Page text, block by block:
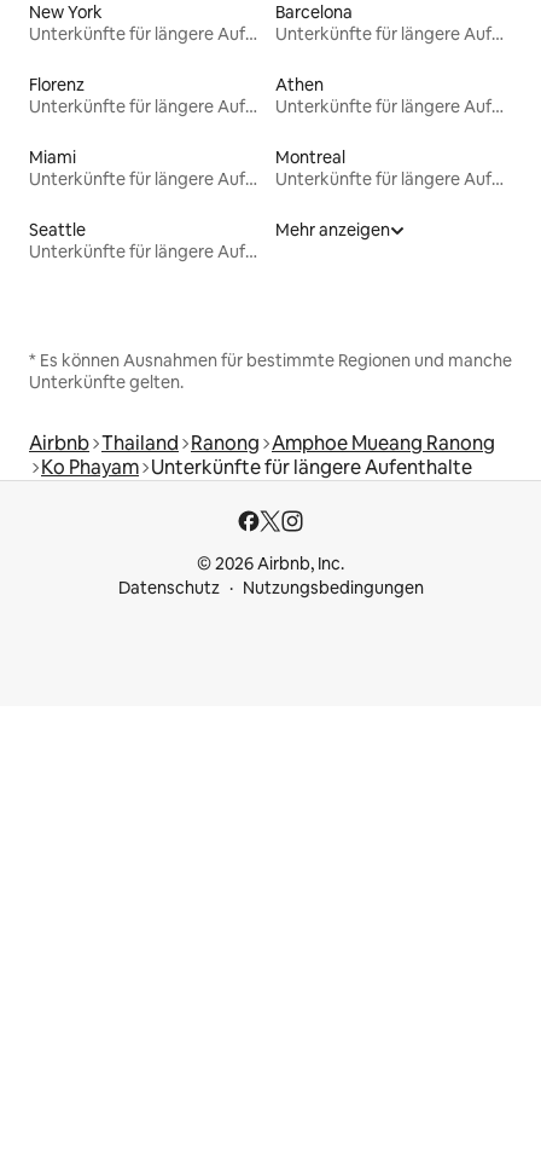
New York
Unterkünfte für längere Aufenthalte
Barcelona
Unterkünfte für längere Aufenthalte
Florenz
Unterkünfte für längere Aufenthalte
Athen
Unterkünfte für längere Aufenthalte
Miami
Unterkünfte für längere Aufenthalte
Montreal
Unterkünfte für längere Aufenthalte
Seattle
Unterkünfte für längere Aufenthalte
Mehr anzeigen
* Es können Ausnahmen für bestimmte Regionen und manche
Unterkünfte gelten.
Airbnb Thailand Ranong Amphoe Mueang Ranong
Ko Phayam Unterkünfte für längere Aufenthalte
© 2026 Airbnb, Inc.
Datenschutz
Nutzungsbedingungen